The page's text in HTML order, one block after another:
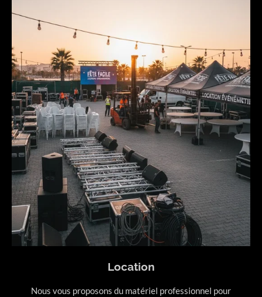
Location
Nous vous proposons du matériel professionnel pour